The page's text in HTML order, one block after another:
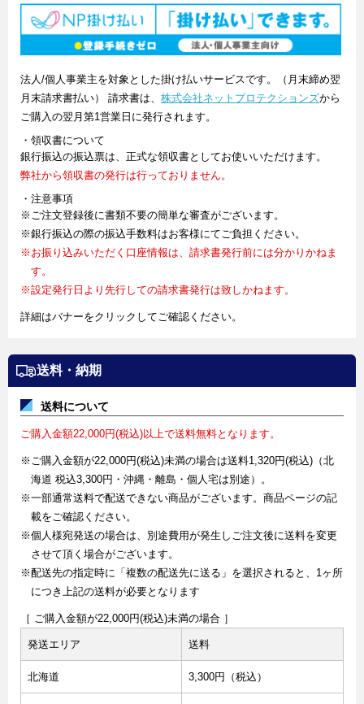
法人/個人事業主を対象とした掛け払いサービスです。（月末締め翌
月末請求書払い） 請求書は、 株式会社ネットプロテクションズから
ご購入の翌月第1営業日に発行されます。
・領収書について
銀行振込の振込票は、正式な領収書としてお使いいただけます。
弊社から領収書の発行は行っておりません。
・注意事項
※ご注文登録後に書類不要の簡単な審査がございます。
※銀行振込の際の振込手数料はお客様にてご負担ください。
※お振り込みいただく口座情報は、請求書発行前には分かりかねま
す。
※設定発行日より先行しての請求書発行は致しかねます。
詳細はバナーをクリックしてご確認ください。
送料・納期
送料について
ご購入金額22,000円(税込)以上で送料無料となります。
※ご購入金額が22,000円(税込)未満の場合は送料1,320円(税込)（北
海道 税込3,300円・沖縄・離島・個人宅は別途）。
※一部通常送料で配送できない商品がございます。商品ページの記
載をご確認ください。
※個人様宛発送の場合は、別途費用が発生しご注文後に送料を変更
させて頂く場合がございます。
※配送先の指定時に「複数の配送先に送る」を選択されると、1ヶ所
につき上記の送料が必要となります
［ ご購入金額が22,000円(税込)未満の場合 ］
発送エリア 送料
北海道 3,300円（税込）